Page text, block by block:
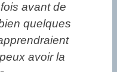
avant de
quelques
avoir la